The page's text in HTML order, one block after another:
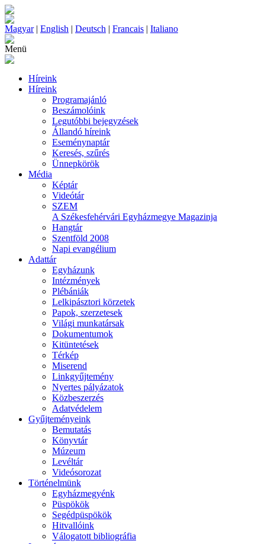
Magyar| English | Deutsch | Francais | Italiano
Menü
Híreink
Híreink
Programajánló
Beszámolóink
Legutóbbi bejegyzések
Állandó híreink
Eseménynaptár
Keresés, szűrés
Ünnepkörök
Média
Képtár
Videótár
SZEM
A Székesfehérvári Egyházmegye Magazinja
Hangtár
Szentföld 2008
Napi evangélium
Adattár
Egyházunk
Intézmények
Plébániák
Lelkipásztori körzetek
Papok, szerzetesek
Világi munkatársak
Dokumentumok
Kitüntetések
Térkép
Miserend
Linkgyűjtemény
Nyertes pályázatok
Közbeszerzés
Adatvédelem
Gyűjteményeink
Bemutatás
Könyvtár
Múzeum
Levéltár
Videósorozat
Történelmünk
Egyházmegyénk
Püspökök
Segédpüspökök
Hitvallóink
Válogatott bibliográfia